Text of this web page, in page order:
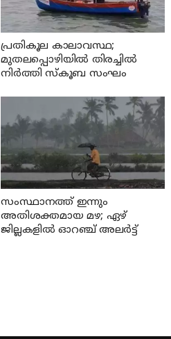
പ്രതികൂല കാലാവസ്ഥ;
മുതലപ്പൊഴിയില്‍ തിരച്ചില്‍
നിര്‍ത്തി സ്കൂബ സംഘം
സംസ്ഥാനത്ത് ഇന്നും
അതിശക്തമായ മഴ; ഏഴ്
ജില്ലകളില്‍ ഓറഞ്ച് അലര്‍ട്ട്